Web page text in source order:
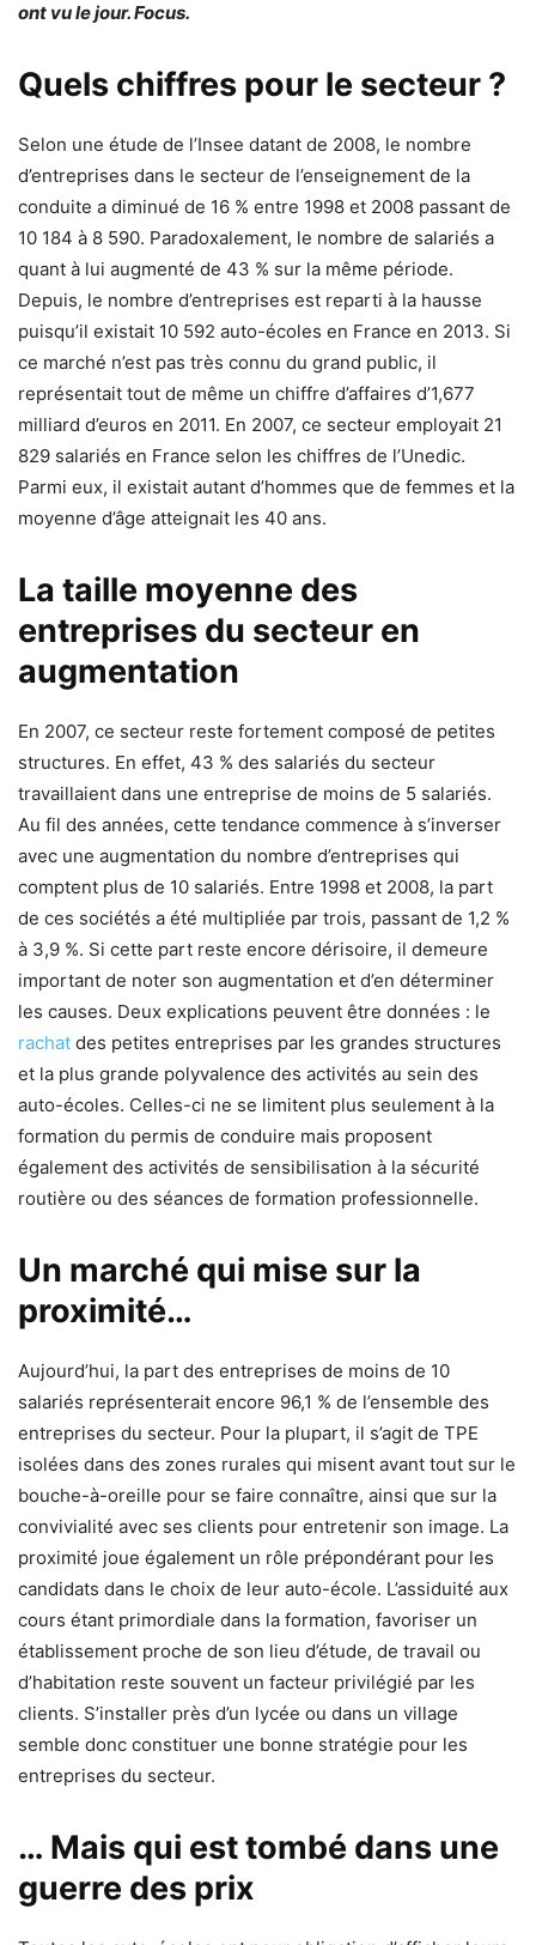
ont vu le jour. Focus.
Quels chiffres pour le secteur ?
Selon une étude de l’Insee datant de 2008, le nombre
d’entreprises dans le secteur de l’enseignement de la
conduite a diminué de 16 % entre 1998 et 2008 passant de
10 184 à 8 590. Paradoxalement, le nombre de salariés a
quant à lui augmenté de 43 % sur la même période.
Depuis, le nombre d’entreprises est reparti à la hausse
puisqu’il existait 10 592 auto-écoles en France en 2013. Si
ce marché n’est pas très connu du grand public, il
représentait tout de même un chiffre d’affaires d’1,677
milliard d’euros en 2011. En 2007, ce secteur employait 21
829 salariés en France selon les chiffres de l’Unedic.
Parmi eux, il existait autant d’hommes que de femmes et la
moyenne d’âge atteignait les 40 ans.
La taille moyenne des
entreprises du secteur en
augmentation
En 2007, ce secteur reste fortement composé de petites
structures. En effet, 43 % des salariés du secteur
travaillaient dans une entreprise de moins de 5 salariés.
Au fil des années, cette tendance commence à s’inverser
avec une augmentation du nombre d’entreprises qui
comptent plus de 10 salariés. Entre 1998 et 2008, la part
de ces sociétés a été multipliée par trois, passant de 1,2 %
à 3,9 %. Si cette part reste encore dérisoire, il demeure
important de noter son augmentation et d’en déterminer
les causes. Deux explications peuvent être données : le
rachat des petites entreprises par les grandes structures
et la plus grande polyvalence des activités au sein des
auto-écoles. Celles-ci ne se limitent plus seulement à la
formation du permis de conduire mais proposent
également des activités de sensibilisation à la sécurité
routière ou des séances de formation professionnelle.
Un marché qui mise sur la
proximité…
Aujourd’hui, la part des entreprises de moins de 10
salariés représenterait encore 96,1 % de l’ensemble des
entreprises du secteur. Pour la plupart, il s’agit de TPE
isolées dans des zones rurales qui misent avant tout sur le
bouche-à-oreille pour se faire connaître, ainsi que sur la
convivialité avec ses clients pour entretenir son image. La
proximité joue également un rôle prépondérant pour les
candidats dans le choix de leur auto-école. L’assiduité aux
cours étant primordiale dans la formation, favoriser un
établissement proche de son lieu d’étude, de travail ou
d’habitation reste souvent un facteur privilégié par les
clients. S’installer près d’un lycée ou dans un village
semble donc constituer une bonne stratégie pour les
entreprises du secteur.
… Mais qui est tombé dans une
guerre des prix